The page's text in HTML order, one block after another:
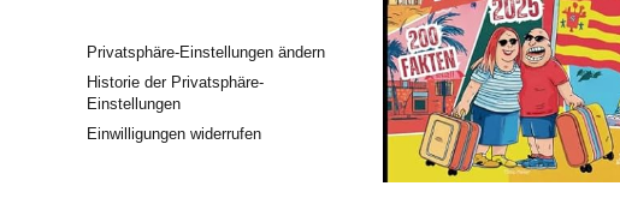
Privatsphäre-Einstellungen ändern
Historie der Privatsphäre-
Einstellungen
Einwilligungen widerrufen